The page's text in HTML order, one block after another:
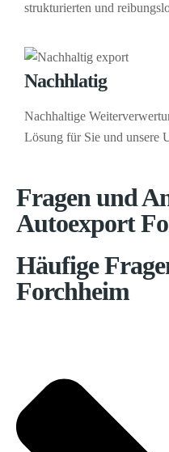
Fragen und
Autoexport
Häufige
Forchheim
strukturierten und
Nachhlatig
Nachhaltige
Lösung für Sie und unsere